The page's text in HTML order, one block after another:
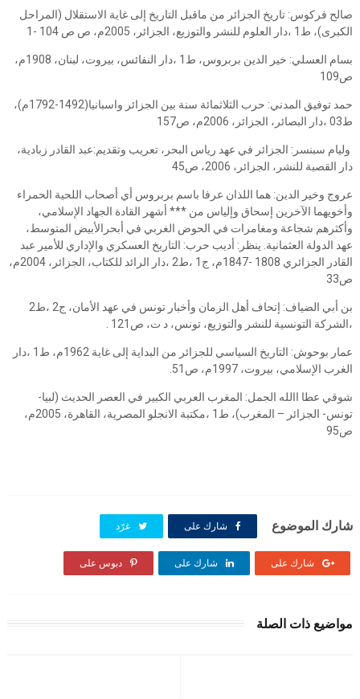
صالح فركوس: تاريخ الجزائر من ماقبل التاريخ إلى غاية الاستقلال (المراحل
الكبرى)، ط1 ،دار العلوم للنشر والتوزيع، الجزائر، 2005م، ص ص 104 -1
بسام العسلي: خير الدين بربروس، ط1 ،دار النفائس، بيروت، لبنان، 1908م،
ص109
حمد توفيق المدني: حرب الثلاثمائة سنة بين الجزائر واسبانيا(1492-1792م)،
ط03 ،دار البصائر، الجزائر، 2006م، ص157
وليام سبنسر: الجزائر في عهد رياس البحر، تعريب وتقديم:عبد القادر زبادية،
دار القصبة للنشر، الجزائر، 2006، ص45
عروج وخير الدين: هما اللذان عرفا باسم بربروس أي أصحاب اللحية الحمراء
وأخويهما الآخرين إسحاق وإلياس من *** أشهر القادة الجهاد الإسلامي،
وأكثرهم شجاعة ومغامرات في الحوض الغربي في أبحرالأبيض المتوسط،
عهد الدولة العثمانية. ينظر: أديب حرب: التاريخ العسكري والإداري للأمير عبد
القادر الجزائري 1808 -1847م، ج1 ،ط2 ،دار الرائد للكتاب، الجزائر، 2004م،
ص33
بن أبي الضياف: إتحاف أهل الزمان وأخبار تونس في عهد الأمان، ج2 ،ط2
،الشركة التونسية للنشر والتوزيع، تونس، د ت، ص121 .
عمار بوحوش: التاريخ السياسي للجزائر من البداية إلى غاية 1962م، ط1 ،دار
الغرب الإسلامي، بيروت، 1997م، ص51.
شوقي عطا االله الجمل: المغرب العربي الكبير في العصر الحديث (لبيا-
تونس- الجزائر – المغرب)، ط1 ،مكتبة الانجلو المصرية، القاهرة، 2005م،
ص95
شارك الموضوع شارك على غرّد
شارك على شارك على دبوس على
مواضيع ذات الصلة